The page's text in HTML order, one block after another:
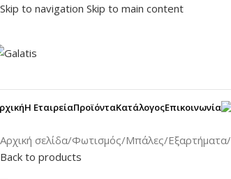
Skip to navigation Skip to main content
Η ΕταιρείαΠροϊόνταΚατάλογοςΕπικοινωνία
Αρχική σελίδα/Φωτισμός/Μπάλες/Εξαρτήματα/
Back to products